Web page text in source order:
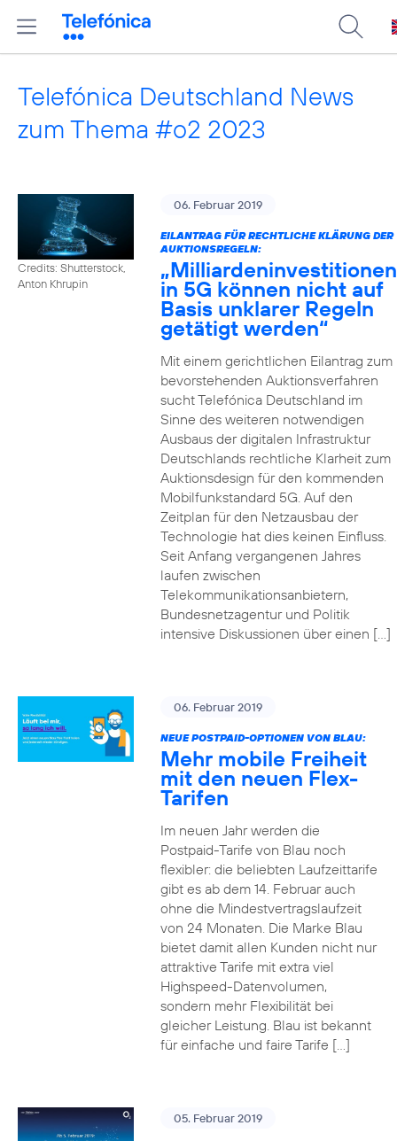
Telefónica Deutschland News
zum Thema #o2 2023
Credits: Shutterstock,
Anton Khrupin
06. Februar 2019
EILANTRAG FÜR RECHTLICHE KLÄRUNG DER
AUKTIONSREGELN:
„Milliardeninvestitionen
in 5G können nicht auf
Basis unklarer Regeln
getätigt werden“
Mit einem gerichtlichen Eilantrag zum
bevorstehenden Auktionsverfahren
sucht Telefónica Deutschland im
Sinne des weiteren notwendigen
Ausbaus der digitalen Infrastruktur
Deutschlands rechtliche Klarheit zum
Auktionsdesign für den kommenden
Mobilfunkstandard 5G. Auf den
Zeitplan für den Netzausbau der
Technologie hat dies keinen Einfluss.
Seit Anfang vergangenen Jahres
laufen zwischen
Telekommunikationsanbietern,
Bundesnetzagentur und Politik
intensive Diskussionen über einen […]
06. Februar 2019
NEUE POSTPAID-OPTIONEN VON BLAU:
Mehr mobile Freiheit
mit den neuen Flex-
Tarifen
Im neuen Jahr werden die
Postpaid-Tarife von Blau noch
flexibler: die beliebten Laufzeittarife
gibt es ab dem 14. Februar auch
ohne die Mindestvertragslaufzeit
von 24 Monaten. Die Marke Blau
bietet damit allen Kunden nicht nur
attraktive Tarife mit extra viel
Highspeed-Datenvolumen,
sondern mehr Flexibilität bei
gleicher Leistung. Blau ist bekannt
für einfache und faire Tarife […]
05. Februar 2019